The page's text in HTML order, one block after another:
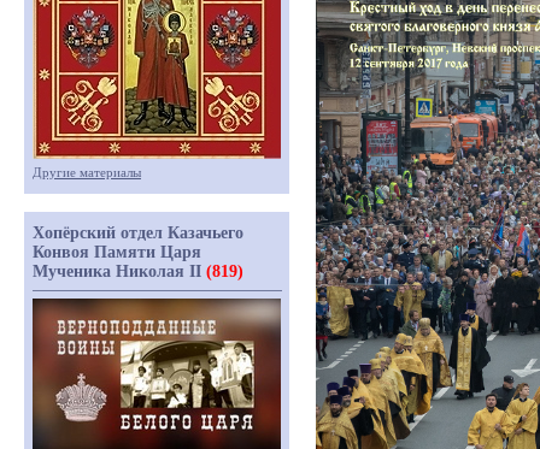
Другие материалы
Хопёрский отдел Казачьего
Конвоя Памяти Царя
Мученика Николая II (819)